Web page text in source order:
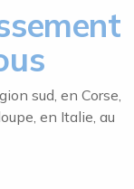
sud, en Corse,
en Italie, au